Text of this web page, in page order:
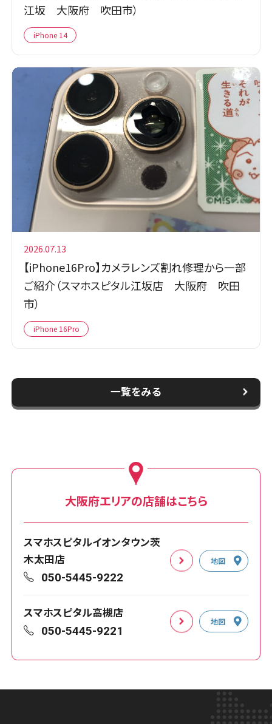
江坂 大阪府 吹田市）
iPhone 14
2026.07.13
【iPhone16Pro】カメラレンズ割れ修理から一部
ご紹介（スマホスピタル江坂店 大阪府 吹田
市）
iPhone 16Pro
一覧をみる
大阪府エリアの店舗はこちら
スマホスピタルイオンタウン茨
木太田店
050-5445-9222
地図
スマホスピタル高槻店
050-5445-9221
地図